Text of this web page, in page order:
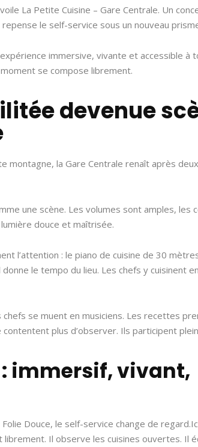
La Petite Cuisine – Gare Centrale. Un
le self-service sous un nouveau
immersive, vivante et accessible à
se compose librement.
devenue
montagne, la Gare Centrale renaît après
une scène. Les volumes sont amples, les
douce et maîtrisée.
l’attention : le piano de cuisine de 30
le tempo du lieu. Les chefs y cuisinent
se muent en musiciens. Les recettes
plus d’observer. Ils participent
immersif, vivant,
Douce, le self-service change de
Il observe les cuisines ouvertes. Il